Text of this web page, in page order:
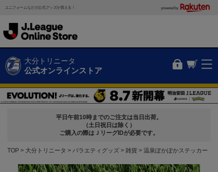
ユニフォームなどの公式グッズが買える！ powered by
大分トリニータ
公式オンラインストア
平日午前10時までのご注文は当日出荷。
（土日祝日は除く）
ご購入の際はＪリーグIDが必要です。
TOP 大分トリニータ バラエティグッズ 雑貨 温泉ぽかぽかステッカー